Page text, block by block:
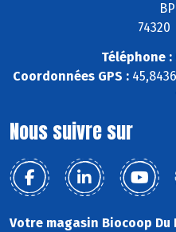
Téléphone :
Coordonnées GPS :
Nous suivre sur
Votre magasin Biocoop Du